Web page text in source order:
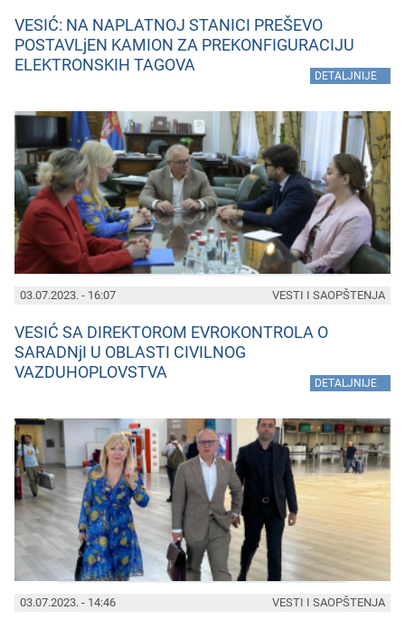
VESIĆ: NA NAPLATNOJ STANICI PREŠEVO
POSTAVLjEN KAMION ZA PREKONFIGURACIJU
ELEKTRONSKIH TAGOVA
DETALJNIJE
03.07.2023. - 16:07
VESIĆ SA DIREKTOROM EVROKONTROLA O
SARADNjI U OBLASTI CIVILNOG
VAZDUHOPLOVSTVA
DETALJNIJE
VESTI I SAOPŠTENJA
03.07.2023. - 14:46 VESTI I SAOPŠTENJA